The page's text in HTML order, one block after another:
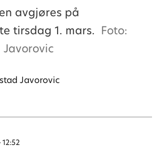
avgjøres på
tirsdag 1. mars. Foto:
Javorovic
12:52